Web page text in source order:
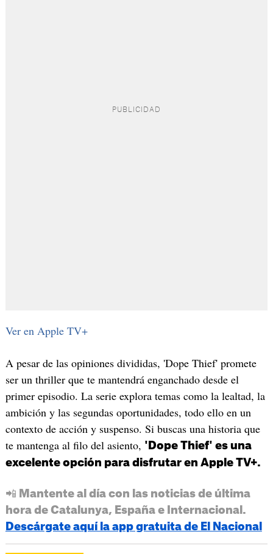
Ver en Apple TV+
A pesar de las opiniones divididas, 'Dope Thief' promete
ser un thriller que te mantendrá enganchado desde el
primer episodio. La serie explora temas como la lealtad, la
ambición y las segundas oportunidades, todo ello en un
contexto de acción y suspenso. Si buscas una historia que
te mantenga al filo del asiento, 'Dope Thief' es una
excelente opción para disfrutar en Apple TV+.
📲 Mantente al día con las noticias de última
hora de Catalunya, España e Internacional.
Descárgate aquí la app gratuita de El Nacional